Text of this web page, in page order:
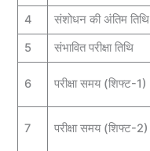
4
संशोधन की अंतिम तिथि
5
संभावित परीक्षा तिथि
6 परीक्षा समय (शिफ्ट-1)
7 परीक्षा समय (शिफ्ट-2)